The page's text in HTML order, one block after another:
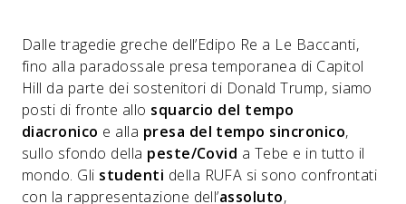
Dalle tragedie greche dell’Edipo Re a Le Baccanti,
fino alla paradossale presa temporanea di Capitol
Hill da parte dei sostenitori di Donald Trump, siamo
posti di fronte allo squarcio del tempo
diacronico e alla presa del tempo sincronico,
sullo sfondo della peste/Covid a Tebe e in tutto il
mondo. Gli studenti della RUFA si sono confrontati
con la rappresentazione dell’assoluto,